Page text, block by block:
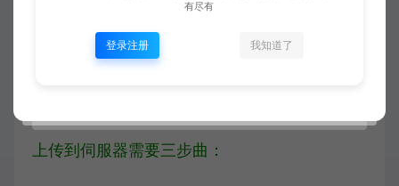
上传到伺服器需要三步曲：
有尽有
登录注册 我知道了